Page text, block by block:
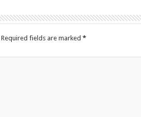
Required fields are marked *